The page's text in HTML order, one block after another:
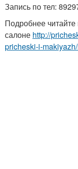
Запись по тел:
Подробнее
салоне http://
pricheski-i-